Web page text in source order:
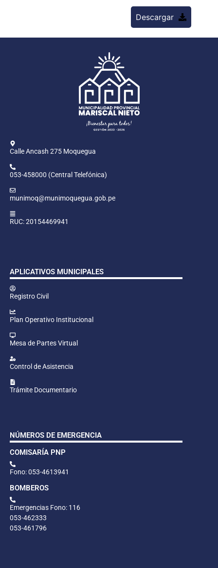
Descargar
Calle Ancash 275 Moquegua
053-458000 (Central Telefónica)
munimoq@munimoquegua.gob.pe
RUC: 20154469941
APLICATIVOS MUNICIPALES
Registro Civil
Plan Operativo Institucional
Mesa de Partes Virtual
Control de Asistencia
Trámite Documentario
NÚMEROS DE EMERGENCIA
COMISARÍA PNP
Fono: 053-4613941
BOMBEROS
Emergencias Fono: 116
053-462333
053-461796